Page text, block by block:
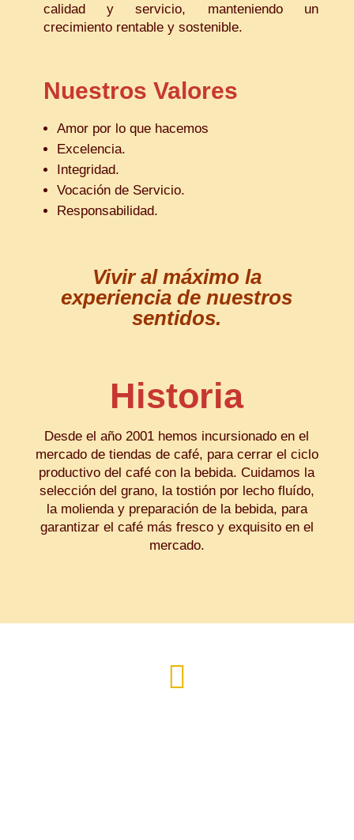
calidad y servicio, manteniendo un
crecimiento rentable y sostenible.
Nuestros Valores
Amor por lo que hacemos
Excelencia.
Integridad.
Vocación de Servicio.
Responsabilidad.
Vivir al máximo la
experiencia de nuestros
sentidos.
Historia
Desde el año 2001 hemos incursionado en el
mercado de tiendas de café, para cerrar el ciclo
productivo del café con la bebida. Cuidamos la
selección del grano, la tostión por lecho fluído,
la molienda y preparación de la bebida, para
garantizar el café más fresco y exquisito en el
mercado.
